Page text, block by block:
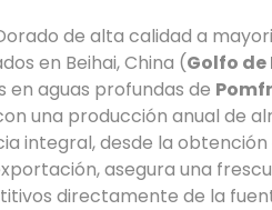
de alta calidad a
en Beihai, China (Golfo de
en aguas profundas de
una producción anual de
integral, desde la obtención
asegura una
directamente de la